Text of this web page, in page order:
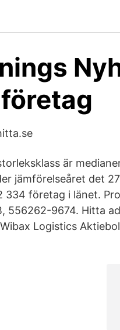
är
jämförelseåret det
334 företag i länet.
556262-9674. Hitta
Logistics